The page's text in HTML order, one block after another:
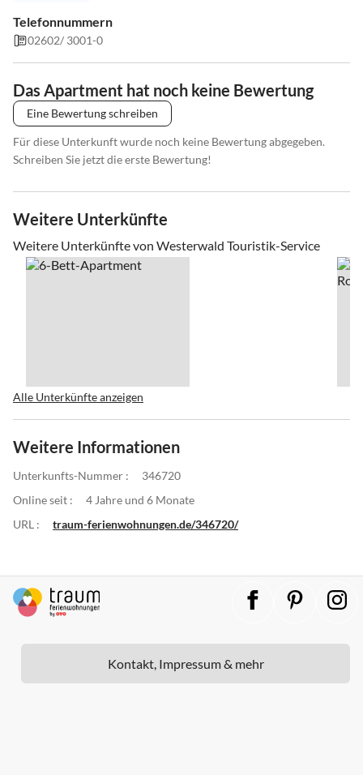
Telefonnummern
02602/ 3001-0
Das Apartment hat noch keine Bewertung
Eine Bewertung schreiben
Für diese Unterkunft wurde noch keine Bewertung abgegeben.
Schreiben Sie jetzt die erste Bewertung!
Weitere Unterkünfte
Weitere Unterkünfte von Westerwald Touristik-Service
Alle Unterkünfte anzeigen
Weitere Informationen
Unterkunfts-Nummer :
346720
Online seit :
4 Jahre und 6 Monate
URL :
traum-ferienwohnungen.de/346720/
Kontakt, Impressum & mehr